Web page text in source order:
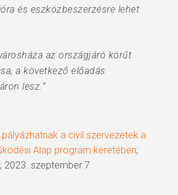
és eszközbeszerzésre lehet
az országjáró körűt
a következő előadás
lesz.”
a civil szervezetek a
Alap program keretében;
2023. szeptember 7.